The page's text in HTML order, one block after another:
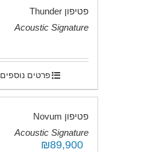
פטיפון Thunder
Acoustic Signature
פרטים נוספים
פטיפון Novum
Acoustic Signature
₪89,900